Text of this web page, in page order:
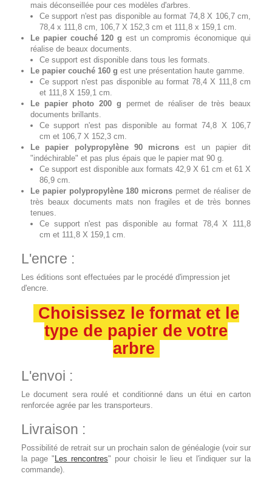
mais déconseillée pour ces modèles d'arbres.
Ce support n'est pas disponible au format 74,8 X 106,7 cm,
78,4 x 111,8 cm, 106,7 X 152,3 cm et 111,8 x 159,1 cm.
Le papier couché 120 g est un compromis économique qui
réalise de beaux documents.
Ce support est disponible dans tous les formats.
Le papier couché 160 g est une présentation haute gamme.
Ce support n'est pas disponible au format 78,4 X 111,8 cm
et 111,8 X 159,1 cm.
Le papier photo 200 g permet de réaliser de très beaux
documents brillants.
Ce support n'est pas disponible au format 74,8 X 106,7
cm et 106,7 X 152,3 cm.
Le papier polypropylène 90 microns est un papier dit
"indéchirable" et pas plus épais que le papier mat 90 g.
Ce support est disponible aux formats 42,9 X 61 cm et 61 X
86,9 cm.
Le papier polypropylène 180 microns permet de réaliser de
très beaux documents mats non fragiles et de très bonnes
tenues.
Ce support n'est pas disponible au format 78,4 X 111,8
cm et 111,8 X 159,1 cm.
L'encre :
Les éditions sont effectuées par le procédé d'impression jet
d'encre.
Choisissez le format et le
type de papier de votre
arbre
L'envoi :
Le document sera roulé et conditionné dans un étui en carton
renforcée agrée par les transporteurs.
Livraison :
Possibilité de retrait sur un prochain salon de généalogie (voir sur
la page " Les rencontres" pour choisir le lieu et l'indiquer sur la
commande).